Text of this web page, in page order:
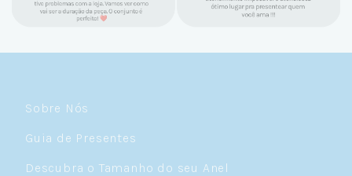
um brilho incrível e preço super justo. Fora
Sobre Nós
Guia de Presentes
Descubra o Tamanho do seu Anel